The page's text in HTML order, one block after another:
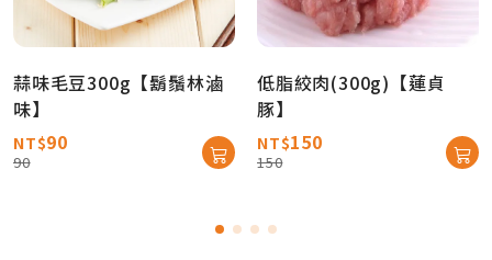
蒜味毛豆300g【鬍鬚林滷
味】
NT$90
90
低脂絞肉(300g)【蓮貞
豚】
NT$150
150